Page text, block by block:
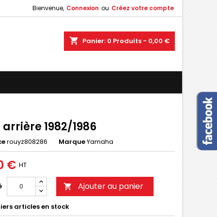
Bienvenue, Connexion ou Créez votre compte
shopping_cart Panier: 0 Produits - 0,00 €
1982/1986
rouyz808286 MarqueYamaha
€ HT
 Ajouter au panier
articles en stock